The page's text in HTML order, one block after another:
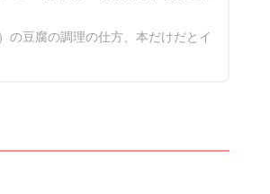
の豆腐の調理の仕方、本だけだとイ